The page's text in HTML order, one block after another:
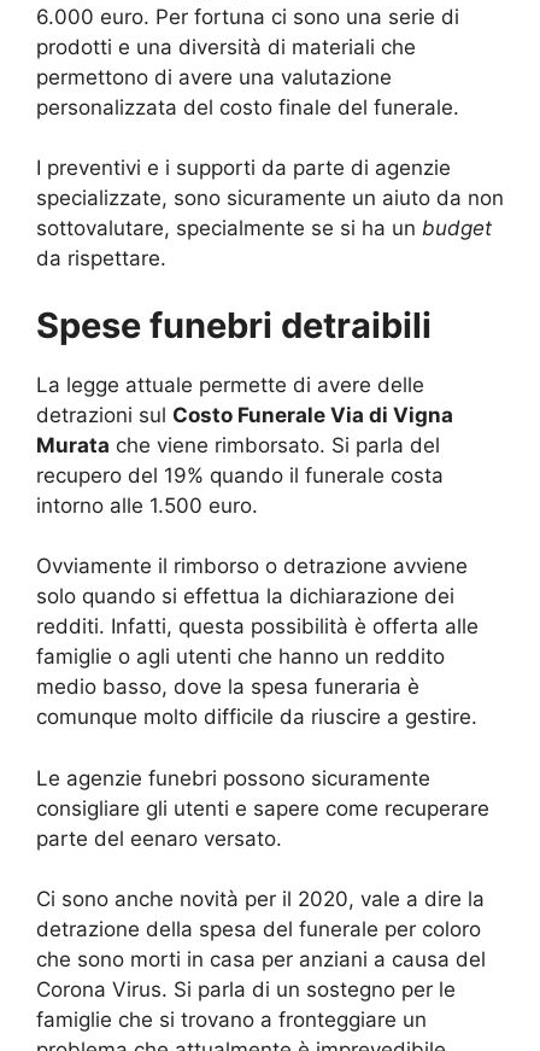
6.000 euro. Per fortuna ci sono una serie di
prodotti e una diversità di materiali che
permettono di avere una valutazione
personalizzata del costo finale del funerale.
I preventivi e i supporti da parte di agenzie
specializzate, sono sicuramente un aiuto da non
sottovalutare, specialmente se si ha un budget
da rispettare.
Spese funebri detraibili
La legge attuale permette di avere delle
detrazioni sul Costo Funerale Via di Vigna
Murata che viene rimborsato. Si parla del
recupero del 19% quando il funerale costa
intorno alle 1.500 euro.
Ovviamente il rimborso o detrazione avviene
solo quando si effettua la dichiarazione dei
redditi. Infatti, questa possibilità è offerta alle
famiglie o agli utenti che hanno un reddito
medio basso, dove la spesa funeraria è
comunque molto difficile da riuscire a gestire.
Le agenzie funebri possono sicuramente
consigliare gli utenti e sapere come recuperare
parte del eenaro versato.
Ci sono anche novità per il 2020, vale a dire la
detrazione della spesa del funerale per coloro
che sono morti in casa per anziani a causa del
Corona Virus. Si parla di un sostegno per le
famiglie che si trovano a fronteggiare un